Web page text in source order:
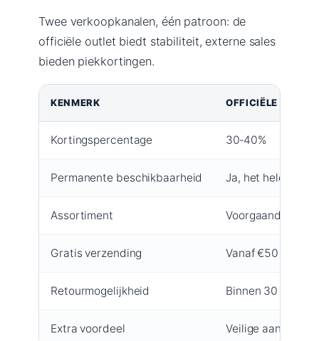
Twee verkoopkanalen, één patroon: de
officiële outlet biedt stabiliteit, externe sales
bieden piekkortingen.
KENMERK OFFICIËLE NEW
Kortingspercentage 30‑40%
Permanente beschikbaarheid Ja, het hele jaar
Assortiment Voorgaande
Gratis verzending Vanaf €50
Retourmogelijkheid Binnen 30 dagen
Extra voordeel Veilige aankoop,